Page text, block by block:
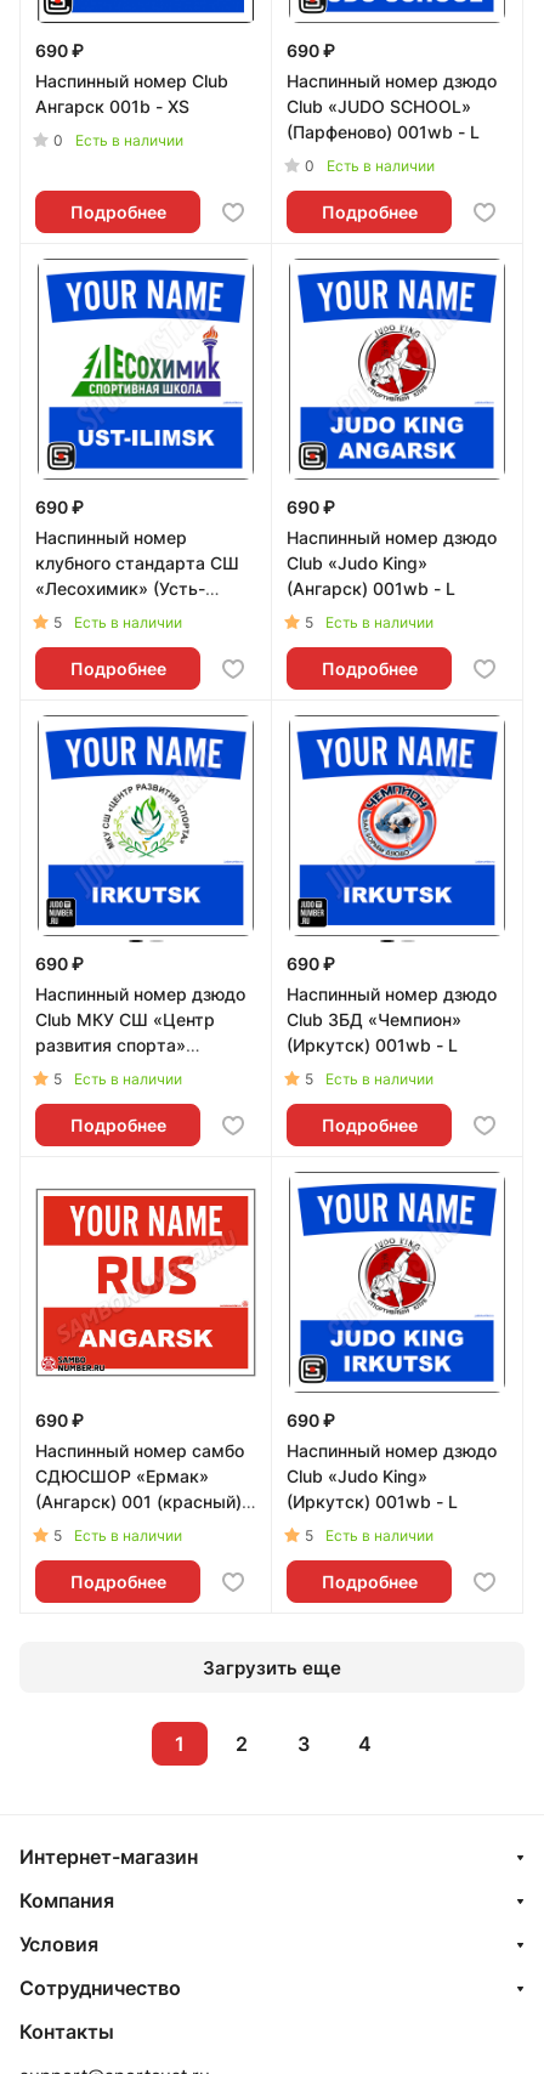
690 ₽
Наспинный номер Club
Ангарск 001b - XS
0 Есть в наличии
Подробнее
690 ₽
Наспинный номер дзюдо
Club «JUDO SCHOOL»
(Парфеново) 001wb - L
0 Есть в наличии
Подробнее
690 ₽
Наспинный номер
клубного стандарта СШ
«Лесохимик» (Усть-
Илимск) 002b - L
5 Есть в наличии
Подробнее
690 ₽
Наспинный номер дзюдо
Club «Judo King»
(Ангарск) 001wb - L
5 Есть в наличии
Подробнее
690 ₽
Наспинный номер дзюдо
Club МКУ СШ «Центр
развития спорта»
(Иркутск) 001wb - L
5 Есть в наличии
Подробнее
690 ₽
Наспинный номер дзюдо
Club ЗБД «Чемпион»
(Иркутск) 001wb - L
5 Есть в наличии
Подробнее
690 ₽
Наспинный номер самбо
СДЮСШОР «Ермак»
(Ангарск) 001 (красный) -
L 5 Есть в наличии
Подробнее
690 ₽
Наспинный номер дзюдо
Club «Judo King»
(Иркутск) 001wb - L
5 Есть в наличии
Подробнее
Загрузить еще
1 2 3 4
Интернет-магазин
Компания
Условия
Сотрудничество
Контакты